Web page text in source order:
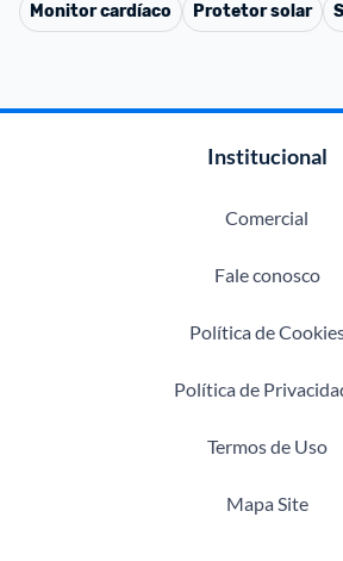
Monitor cardíaco
Protetor solar
Institucional
Comercial
Fale conosco
Política de
Política de
Termos de Uso
Mapa Site